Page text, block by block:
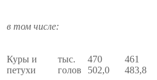
в том числе:
Куры и
петухи
тыс.
голов
470
502,0
461
483,8